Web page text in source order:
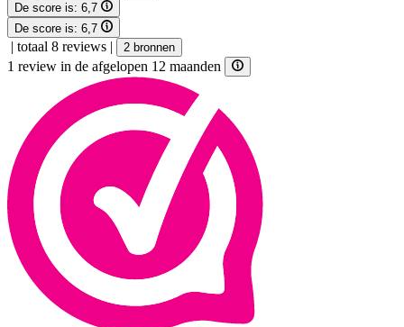
De score is: 6,7
De score is: 6,7
| totaal 8 reviews | 2 bronnen
1 review in de afgelopen 12 maanden